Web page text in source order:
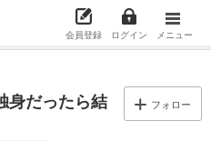
会員登録 ログイン メニュー
身だったら結
フォロー